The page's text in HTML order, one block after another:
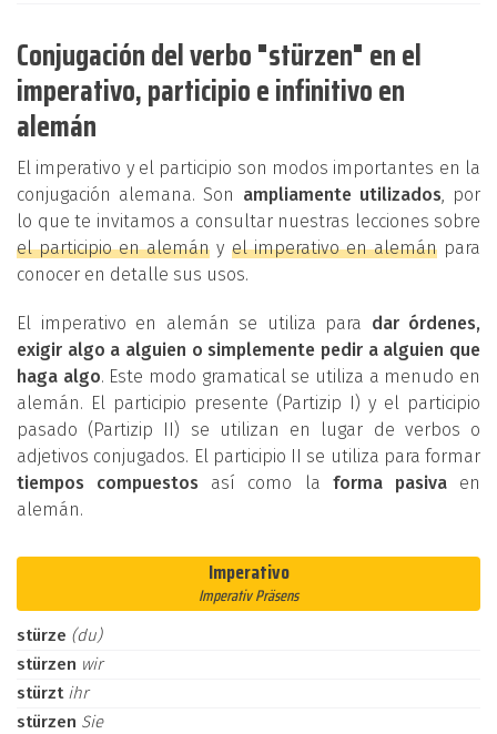
Conjugación del verbo "stürzen" en el
imperativo, participio e infinitivo en
alemán
El imperativo y el participio son modos importantes en la
conjugación alemana. Son ampliamente utilizados, por
lo que te invitamos a consultar nuestras lecciones sobre
el participio en alemán y el imperativo en alemánpara
conocer en detalle sus usos.
El imperativo en alemán se utiliza para dar órdenes,
exigir algo a alguien o simplemente pedir a alguien que
haga algo. Este modo gramatical se utiliza a menudo en
alemán. El participio presente (Partizip I) y el participio
pasado (Partizip II) se utilizan en lugar de verbos o
adjetivos conjugados. El participio II se utiliza para formar
tiempos compuestos así como la forma pasivaen
alemán.
Imperativo
Imperativ Präsens
stürze (du)
stürzen wir
stürzt ihr
stürzen Sie